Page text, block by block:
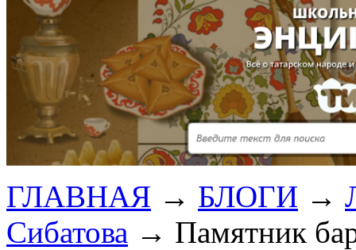
ГЛАВНАЯ → БЛОГИ →
Сибатова → Памятник